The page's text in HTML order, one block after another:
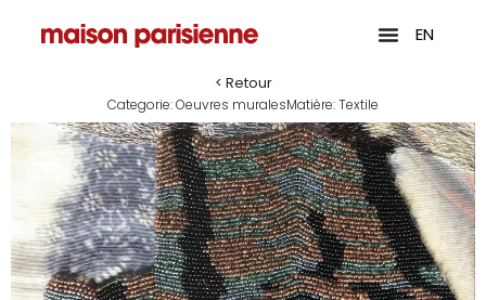
EN
< Retour
Categorie:Oeuvres muralesMatière:Textile